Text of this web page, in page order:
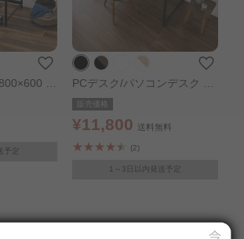
B
ブラック
予定
PCデスク/パソコンデスク PC
DES-120 ブラック
販売価格
¥11,800 送料無料
(2)
1～3日以内発送予定